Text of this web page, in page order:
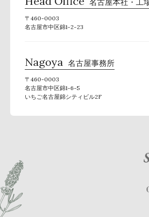
名古屋本社・工
〒460-0003
名古屋市中区錦1-2-23
Nagoya 名古屋事務所
〒460-0003
名古屋市中区錦1-6-5
いちご名古屋錦シティビル2F